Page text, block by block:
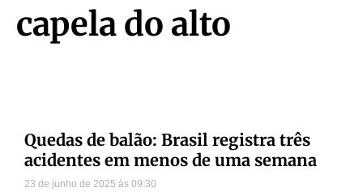
capela do alto
Quedas de balão: Brasil registra três
acidentes em menos de uma semana
23 de junho de 2025 09:30